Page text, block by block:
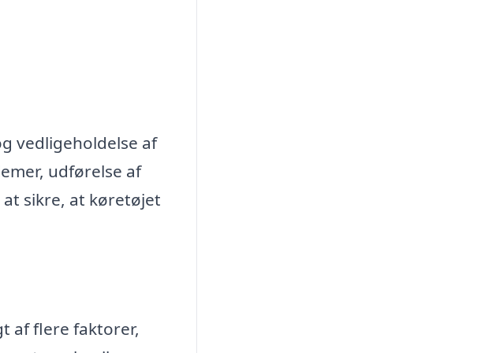
vedligeholdelse af
udførelse af
sikre, at køretøjet
af flere faktorer,